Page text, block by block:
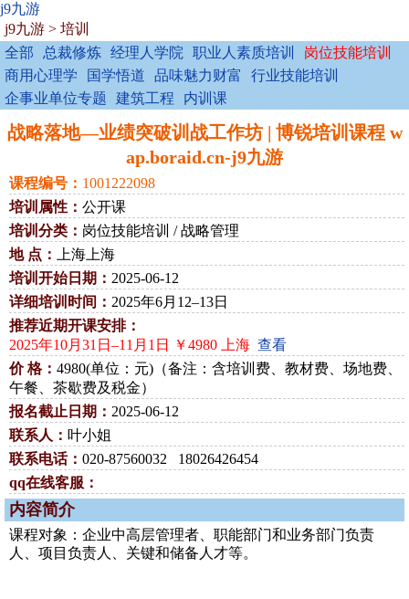
j9九游
j9九游 > 培训
全部
总裁修炼 经理人学院 职业人素质培训
岗位技能培训
商用心理学
国学悟道 品味魅力财富
行业技能培训
企事业单位专题
建筑工程 内训课
战略落地—业绩突破训战工作坊 | 博锐培训课程 w
ap.boraid.cn-j9九游
课程编号： 1001222098
培训属性： 公开课
培训分类： 岗位技能培训 / 战略管理
地 点：
上海上海
培训开始日期： 2025-06-12
详细培训时间： 2025年6月12–13日
推荐近期开课安排：
2025年10月31日–11月1日 ￥4980 上海 查看
价 格： 4980(单位：元)（备注：含培训费、教材费、场地费、
午餐、茶歇费及税金）
报名截止日期： 2025-06-12
联系人： 叶小姐
联系电话： 020-87560032 18026426454
qq在线客服：
内容简介
课程对象：企业中高层管理者、职能部门和业务部门负责
人、项目负责人、关键和储备人才等。